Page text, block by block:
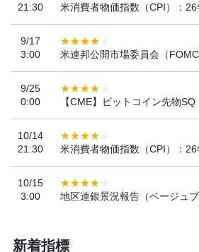
21:30
米消費者物価指数（CPI）：
9/17
3:00
米連邦公開市場委員会（
9/25
0:00
【CME】ビットコイン先物SQ
10/14
21:30
米消費者物価指数（CPI）：
10/15
3:00
地区連銀景況報告（ベージュブ
新着指標